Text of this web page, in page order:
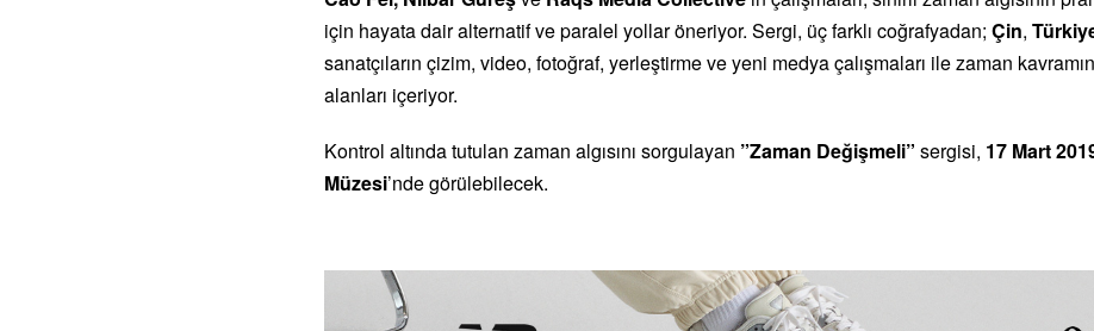
için hayata dair alternatif ve paralel yollar öneriyor. Sergi, üç farklı coğrafyadan; Çin,
sanatçıların çizim, video, fotoğraf, yerleştirme ve yeni medya çalışmaları ile zaman
alanları içeriyor.
Kontrol altında tutulan zaman algısını sorgulayan ”Zaman Değişmeli” sergisi, 17 Mart
Müzesi’nde görülebilecek.